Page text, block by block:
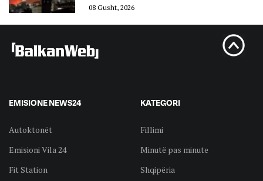
08 Gusht, 2026
EMISIONE NEWS24
Autoktonët
Emisioni Vila 24
Fit Station
KATEGORI
Fillimi
Minutë pas minute
Shqipëria